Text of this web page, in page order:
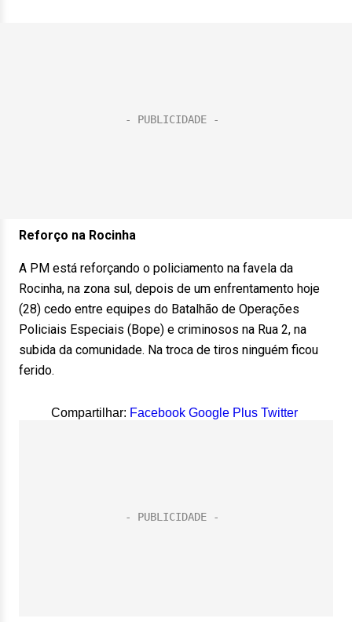
Reforço na Rocinha
A PM está reforçando o policiamento na favela da
Rocinha, na zona sul, depois de um enfrentamento hoje
(28) cedo entre equipes do Batalhão de Operações
Policiais Especiais (Bope) e criminosos na Rua 2, na
subida da comunidade. Na troca de tiros ninguém ficou
ferido.
Compartilhar: Facebook Google Plus Twitter